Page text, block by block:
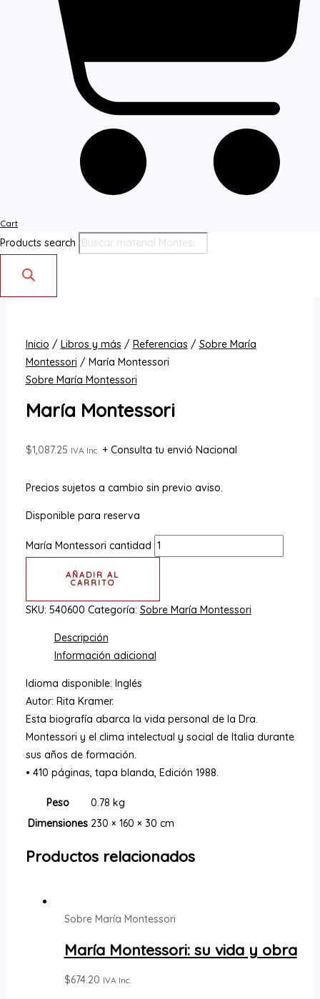
Cart
Products search
Inicio / Libros y más / Referencias / Sobre María
Montessori / María Montessori
Sobre María Montessori
María Montessori
$1,087.25 IVA Inc. + Consulta tu envió Nacional
Precios sujetos a cambio sin previo aviso.
Disponible para reserva
María Montessori cantidad
AÑADIR AL
CARRITO
SKU: 540600 Categoría: Sobre María Montessori
Descripción
Información adicional
Idioma disponible: Inglés
Autor: Rita Kramer.
Esta biografía abarca la vida personal de la Dra.
Montessori y el clima intelectual y social de Italia durante
sus años de formación.
• 410 páginas, tapa blanda, Edición 1988.
Peso
0.78 kg
Dimensiones 230 × 160 × 30 cm
Productos relacionados
Sobre María Montessori
María Montessori: su vida y obra
$674.20 IVA Inc.